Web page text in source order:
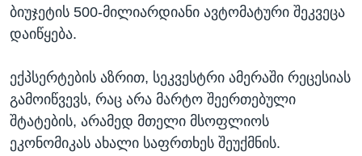
ბიუჯეტის 500-მილიარდიანი ავტომატური შეკვეცა
დაიწყება.
ექპსერტების აზრით, სეკვესტრი ამერაში რეცესიას
გამოიწვევს, რაც არა მარტო შეერთებული
შტატების, არამედ მთელი მსოფლიოს
ეკონომიკას ახალი საფრთხეს შეუქმნის.